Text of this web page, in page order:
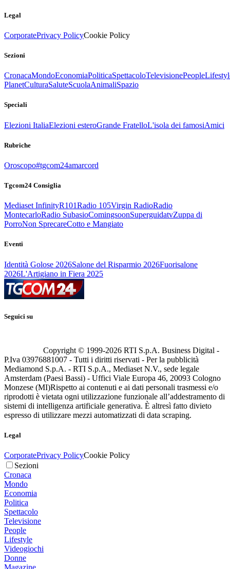
Legal
CorporatePrivacy PolicyCookie Policy
Sezioni
CronacaMondoEconomiaPoliticaSpettacoloTelevisionePeople
PlanetCulturaSaluteScuolaAnimaliSpazio
Speciali
Elezioni ItaliaElezioni esteroGrande FratelloL'isola dei famosiAmici
Rubriche
Oroscopo#tgcom24amarcord
Tgcom24 Consiglia
Mediaset InfinityR101Radio 105Virgin RadioRadio
MontecarloRadio SubasioComingsoonSuperguidatvZuppa di
PorroNon SprecareCotto e Mangiato
Eventi
Identità Golose 2026Salone del Risparmio 2026Fuorisalone
2026L'Artigiano in Fiera 2025
Seguici su
Copyright © 1999-2026 RTI S.p.A. Business Digital -
P.Iva 03976881007 - Tutti i diritti riservati - Per la pubblicità
Mediamond S.p.A. - RTI S.p.A., Mediaset N.V., sede legale
Amsterdam (Paesi Bassi) - Uffici Viale Europa 46, 20093 Cologno
Monzese (MI)Rispetto ai contenuti e ai dati personali trasmessi e/o
riprodotti è vietata ogni utilizzazione funzionale all’addestramento di
sistemi di intelligenza artificiale generativa. È altresì fatto divieto
espresso di utilizzare mezzi automatizzati di data scraping.
Legal
CorporatePrivacy PolicyCookie Policy
Sezioni
Cronaca
Mondo
Economia
Politica
Spettacolo
Televisione
People
Lifestyle
Videogiochi
Donne